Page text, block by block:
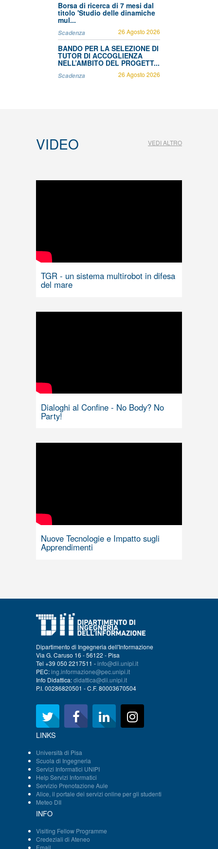
Borsa di ricerca di 7 mesi dal
titolo 'Studio delle dinamiche
mul...
Scadenza 26 Agosto 2026
BANDO PER LA SELEZIONE DI
TUTOR DI ACCOGLIENZA
NELL’AMBITO DEL PROGETT...
Scadenza 26 Agosto 2026
VIDEO VEDI ALTRO
TGR - un sistema multirobot in difesa
del mare
Dialoghi al Confine - No Body? No
Party!
Nuove Tecnologie e Impatto sugli
Apprendimenti
Dipartimento di Ingegneria dell'Informazione
Via G. Caruso 16 - 56122 - Pisa
Tel +39 050 2217511 -info@dii.unipi.it
PEC:ing.informazione@pec.unipi.it
Info Didattica:didattica@dii.unipi.it
P.I. 00286820501 - C.F. 80003670504
LINKS
Università di Pisa
Scuola di Ingegneria
Servizi Informatici UNIPI
Help Servizi Informatici
Servizio Prenotazione Aule
Alice, il portale dei servizi online per gli studenti
Meteo DII
INFO
Visiting Fellow Programme
Credeziali di Ateneo